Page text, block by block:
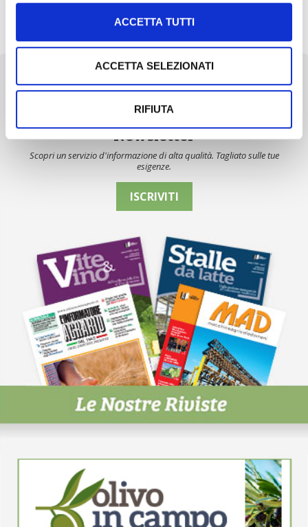
ACCETTA TUTTI
ACCETTA SELEZIONATI
RIFIUTA
È stato raggiunto l’accordo sul prezzo del latte alla stalla per il
Nord Italia, definendo così le regole del gioco […]
Newsletter
Scopri un servizio d'informazione di alta qualità. Tagliato sulle tue
esigenze.
ISCRIVITI